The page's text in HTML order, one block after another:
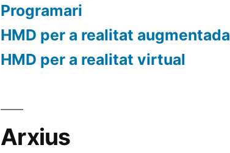
Programari
HMD per a realitat augmentada
HMD per a realitat virtual
Arxius